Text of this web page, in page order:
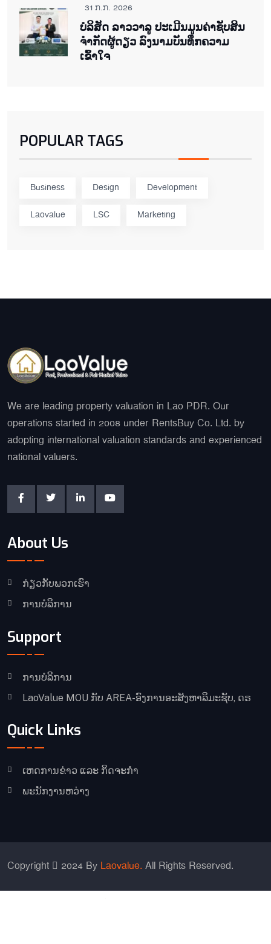
31 ກ.ກ. 2026
ບໍລິສັດ ລາວວາລູ ປະເມີນມູນຄ່າຊັບສິນ
ຈຳກັດຜູ້ດຽວ ລົງນາມບັນທຶກຄວາມ
ເຂົ້າໃຈ
POPULAR TAGS
Business Design Development
Laovalue LSC Marketing
We are leading property valuation in Lao PDR. Our
operations started in 2008 under RentsBuy Co. Ltd. by
adopting international valuation standards and experienced
national valuers.
About Us
ກ່ຽວກັບພວກເຮົາ
ການບໍລິການ
Support
ການບໍລິການ
LaoValue MOU ກັບ AREA-ອົງການອະສັງຫາລິມະຊັບ, ດຣ
Quick Links
ເຫດການຂ່າວ ແລະ ກິດຈະກໍາ
ພະນັກງານຫວ່າງ
Copyright 2024 By Laovalue. All Rights Reserved.